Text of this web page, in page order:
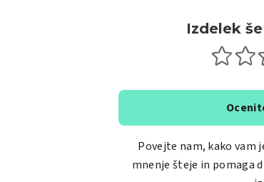
Izdelek
Povejte nam, kako vam
mnenje šteje in pomaga